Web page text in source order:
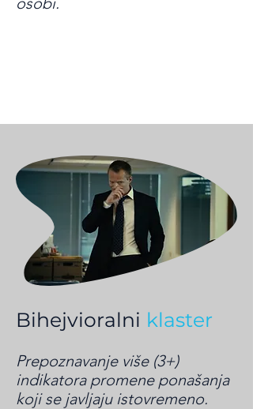
Bihejvioralni klaster
Prepoznavanje više (3+)
indikatora promene ponašanja
koji se javljaju istovremeno.